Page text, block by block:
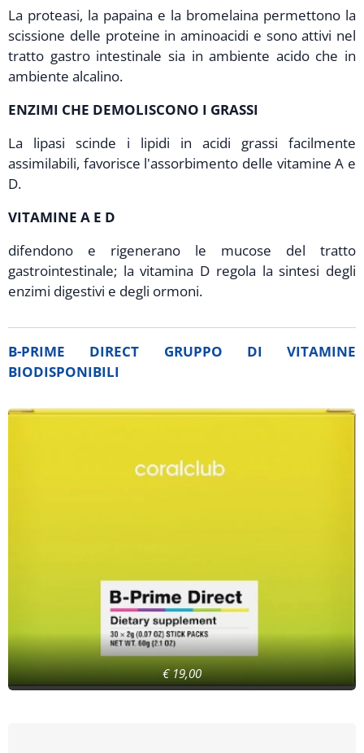
La proteasi, la papaina e la bromelaina permettono la
scissione delle proteine in aminoacidi e sono attivi nel
tratto gastro intestinale sia in ambiente acido che in
ambiente alcalino.
ENZIMI CHE DEMOLISCONO I GRASSI
La lipasi scinde i lipidi in acidi grassi facilmente
assimilabili, favorisce l'assorbimento delle vitamine A e
D.
VITAMINE A E D
difendono e rigenerano le mucose del tratto
gastrointestinale; la vitamina D regola la sintesi degli
enzimi digestivi e degli ormoni.
B-PRIME DIRECT GRUPPO DI VITAMINE
BIODISPONIBILI
€ 19,00